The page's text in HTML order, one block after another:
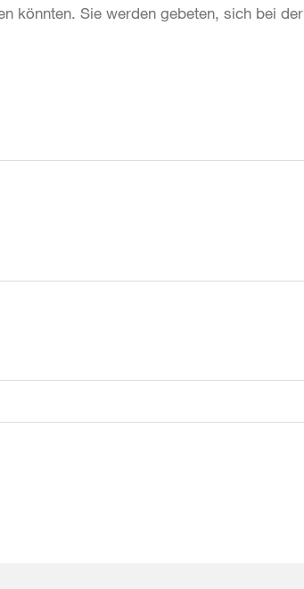
könnten. Sie werden gebeten, sich bei der